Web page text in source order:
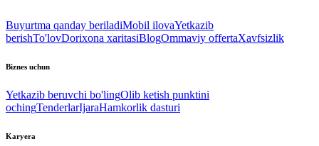
Buyurtma qanday beriladiMobil ilovaYetkazib
berishTo'lovDorixona xaritasiBlogOmmaviy offertaXavfsizlik
Biznes uchun
Yetkazib beruvchi bo'lingOlib ketish punktini
ochingTenderlarIjaraHamkorlik dasturi
Karyera